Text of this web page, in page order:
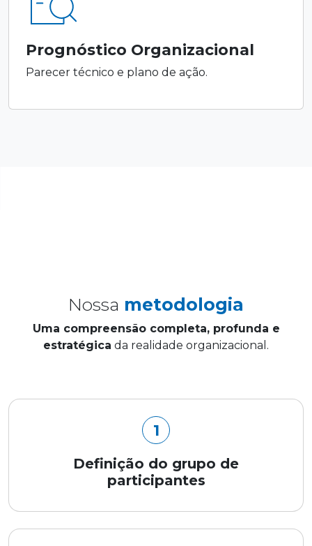
Prognóstico Organizacional
Parecer técnico e plano de ação.
Nossa metodologia
Uma compreensão completa, profunda e
estratégica da realidade organizacional.
1
Definição do grupo de
participantes